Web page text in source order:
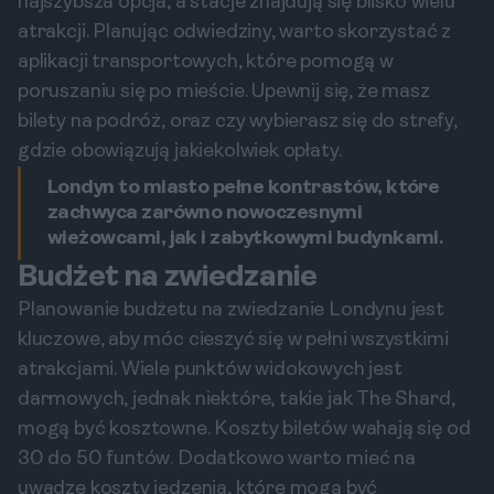
atrakcji. Planując odwiedziny, warto skorzystać z
aplikacji transportowych, które pomogą w
poruszaniu się po mieście. Upewnij się, że masz
bilety na podróż, oraz czy wybierasz się do strefy,
gdzie obowiązują jakiekolwiek opłaty.
Londyn to miasto pełne kontrastów, które
zachwyca zarówno nowoczesnymi
wieżowcami, jak i zabytkowymi budynkami.
Budżet na zwiedzanie
Planowanie budżetu na zwiedzanie Londynu jest
kluczowe, aby móc cieszyć się w pełni wszystkimi
atrakcjami. Wiele punktów widokowych jest
darmowych, jednak niektóre, takie jak The Shard,
mogą być kosztowne. Koszty biletów wahają się od
30 do 50 funtów. Dodatkowo warto mieć na
uwadze koszty jedzenia, które mogą być